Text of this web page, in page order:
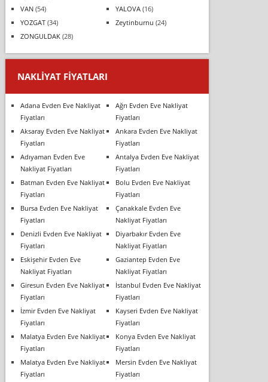
VAN(54) YALOVA(16)
YOZGAT(34) Zeytinburnu (24)
ZONGULDAK(28)
NAKLIYAT FIYATLARI
Adana Evden Eve Nakliyat
Fiyatları
Ağrı Evden Eve Nakliyat
Fiyatları
Aksaray Evden Eve Nakliyat
Fiyatları
Ankara Evden Eve Nakliyat
Fiyatları
Adıyaman Evden Eve
Nakliyat Fiyatları
Antalya Evden Eve Nakliyat
Fiyatları
Batman Evden Eve Nakliyat
Fiyatları
Bolu Evden Eve Nakliyat
Fiyatları
Bursa Evden Eve Nakliyat
Fiyatları
Çanakkale Evden Eve
Nakliyat Fiyatları
Denizli Evden Eve Nakliyat
Fiyatları
Diyarbakır Evden Eve
Nakliyat Fiyatları
Eskişehir Evden Eve
Nakliyat Fiyatları
Gaziantep Evden Eve
Nakliyat Fiyatları
Giresun Evden Eve Nakliyat
Fiyatları
İstanbul Evden Eve Nakliyat
Fiyatları
İzmir Evden Eve Nakliyat
Fiyatları
Kayseri Evden Eve Nakliyat
Fiyatları
Malatya Evden Eve Nakliyat
Fiyatları
Konya Evden Eve Nakliyat
Fiyatları
Malatya Evden Eve Nakliyat
Fiyatları
Mersin Evden Eve Nakliyat
Fiyatları